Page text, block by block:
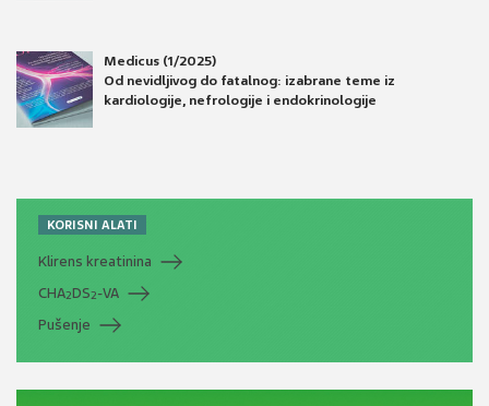
Medicus (1/2025)
Od nevidljivog do fatalnog: izabrane teme iz
kardiologije, nefrologije i endokrinologije
KORISNI ALATI
Klirens kreatinina
CHA2DS2-VA
Pušenje